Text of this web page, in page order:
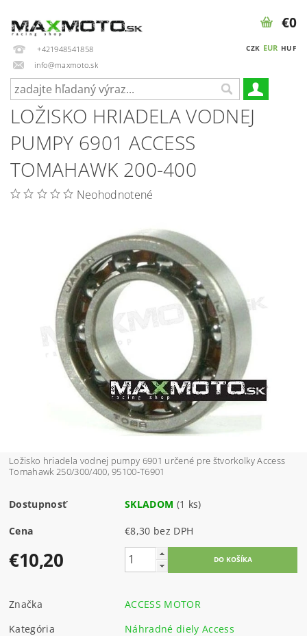
+421948541858
info@maxmoto.sk
CZK EUR HUF
€0
LOŽISKO HRIADELA VODNEJ
PUMPY 6901 ACCESS
TOMAHAWK 200-400
Neohodnotené
Ložisko hriadela vodnej pumpy 6901 určené pre štvorkolky Access
Tomahawk 250/300/400, 95100-T6901
Dostupnosť SKLADOM (1 ks)
Cena €8,30 bez DPH
€10,20
Značka
ACCESS MOTOR
Kategória
Náhradné diely Access